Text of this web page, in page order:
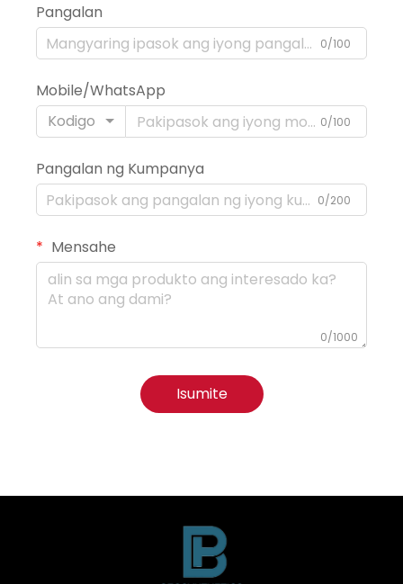
Pangalan
0/100
Mobile/WhatsApp
Kodigo
0/100
Pangalan ng Kumpanya
0/200
Mensahe
0/1000
Isumite